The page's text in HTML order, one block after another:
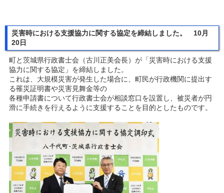
災害時における支援協力に関する協定を締結しました。 10月
20日
町と茨城県行政書士会（古川正美会長）が「災害時における支援
協力に関する協定」を締結しました。
これは、大規模災害が発生した場合に、町民が行政機関に提出す
る罹災証明書や災害見舞金等の
各種申請書について行政書士会が相談窓口を設置し、被災者が円
滑に手続きを行えるように支援することを目的としたものです。